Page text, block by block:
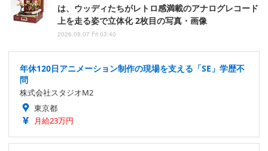
は、ウッディたちがレトロ感満載のアナログレコード
上を走る姿で立体化 2枚目の写真・画像
2026.08.07 Fri 03:40
年休120日アニメーション制作の現場を支える「SE」学歴不
問
株式会社スタジオM2
東京都
月給23万円